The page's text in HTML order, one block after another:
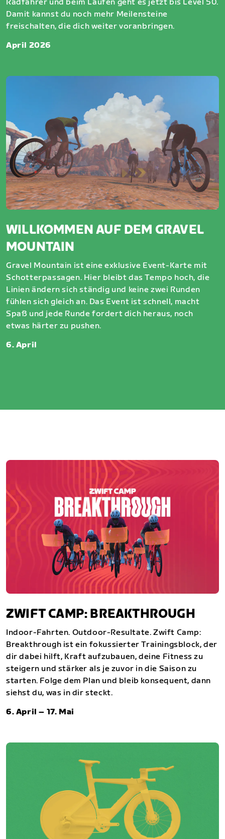
Radfahrer und beim Laufen geht es jetzt bis Level 50.
Damit kannst du noch mehr Meilensteine
freischalten, die dich weiter voranbringen.
April 2026
WILLKOMMEN AUF DEM GRAVEL
MOUNTAIN
Gravel Mountain ist eine exklusive Event-Karte mit
Schotterpassagen. Hier bleibt das Tempo hoch, die
Linien ändern sich ständig und keine zwei Runden
fühlen sich gleich an. Das Event ist schnell, macht
Spaß und jede Runde fordert dich heraus, noch
etwas härter zu pushen.
6. April
ZWIFT CAMP: BREAKTHROUGH
Indoor-Fahrten. Outdoor-Resultate. Zwift Camp:
Breakthrough ist ein fokussierter Trainingsblock, der
dir dabei hilft, Kraft aufzubauen, deine Fitness zu
steigern und stärker als je zuvor in die Saison zu
starten. Folge dem Plan und bleib konsequent, dann
siehst du, was in dir steckt.
6. April – 17. Mai